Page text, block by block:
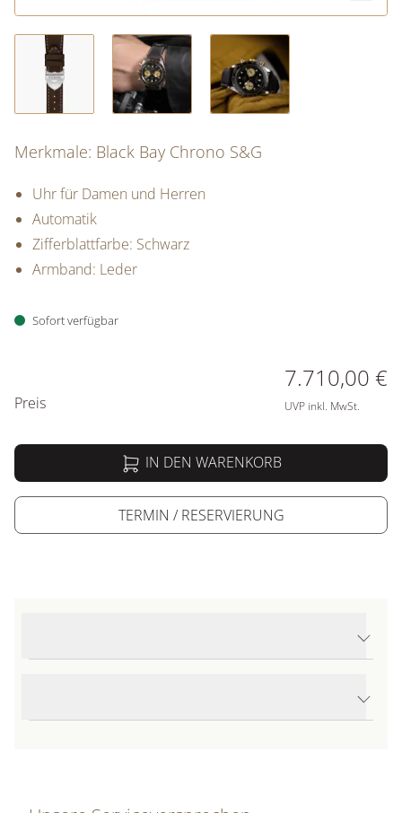
Merkmale: Black Bay Chrono S&G
Uhr für Damen und Herren
Automatik
Zifferblattfarbe: Schwarz
Armband: Leder
Sofort verfügbar
Preis
7.710,00 €
UVP inkl. MwSt.
IN DEN WARENKORB
TERMIN / RESERVIERUNG